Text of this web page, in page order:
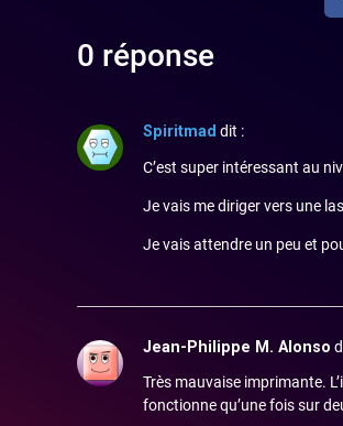
0 réponse
Spiritmad dit :
C’est super intéressant au
Je vais me diriger vers une
Je vais attendre un peu et
Jean-Philippe M. Alonso
Très mauvaise imprimante.
fonctionne qu’une fois sur